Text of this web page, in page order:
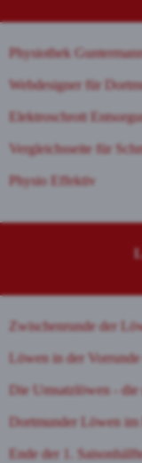
Physiothek
Webdesigner für
Elektroschrott
Vergleichsseite für
Physio Effektiv
Zwischenrunde der
Löwen in der
Die Umsatzlöwen -
Dortmunder Löwen
Ende der 1.